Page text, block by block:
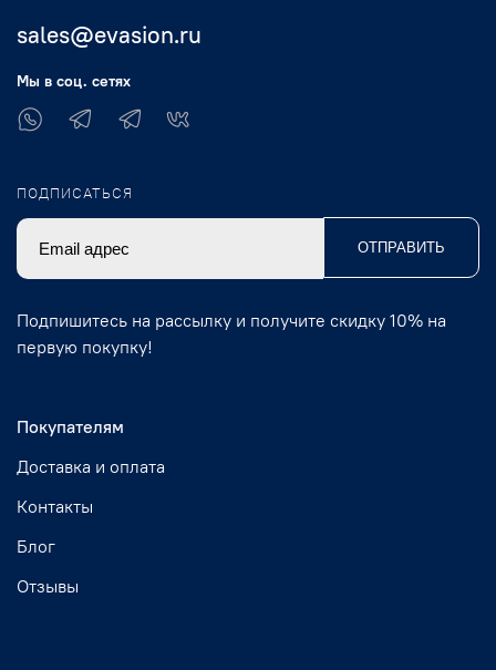
Покупателям
Доставка и оплата
Контакты
Блог
Отзывы
sales@evasion.ru
Мы в соц. сетях
ПОДПИСАТЬСЯ
ОТПРАВИТЬ
Подпишитесь на рассылку и получите скидку 10% на
первую покупку!